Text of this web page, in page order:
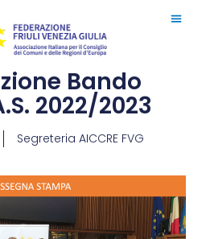
Bando
2022/2023
Segreteria AICCRE FVG